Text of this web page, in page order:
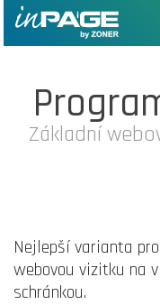
Základní
Nejlepší varianta pro
webovou vizitku na
schránkou.